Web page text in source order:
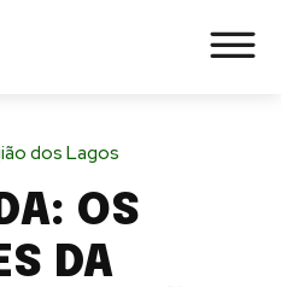
dos Lagos
OS
DA